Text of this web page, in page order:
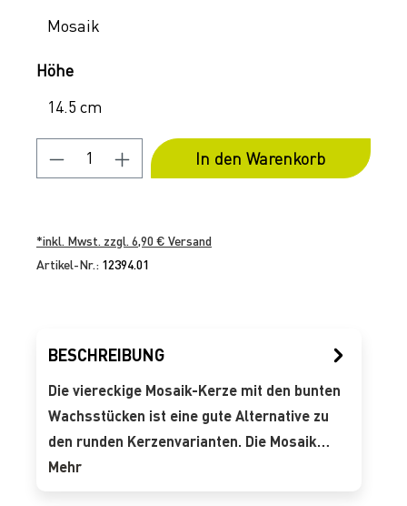
Mosaik
HöheAuswählen
14.5 cm
Produkt Anzahl: Gib den
In den Warenkorb
*inkl. Mwst. zzgl. 6,90 € Versand
Artikel-Nr.: 12394.01
BESCHREIBUNG
Die viereckige Mosaik-Kerze mit den bunten
Wachsstücken ist eine gute Alternative zu
den runden Kerzenvarianten. Die Mosaik…
Mehr